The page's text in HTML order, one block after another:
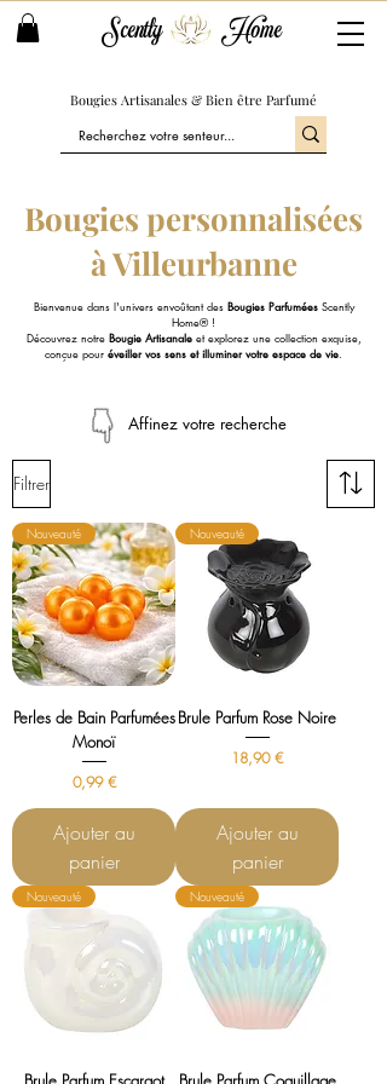
Scently Home
Bougies Artisanales & Bien être Parfumé
Bougies personnalisées
à Villeurbanne
Bienvenue dans l'univers envoûtant des Bougies ParfuméesScently
Home® !
Découvrez notre Bougie Artisanaleet explorez une collection exquise,
conçue pour éveiller vos sens et illuminer votre espace de vie.
Affinez votre recherche
Filtrer
Nouveauté
Perles de Bain Parfumées
Monoï
Prix
0,99 €
Ajouter au
panier
Nouveauté
Brule Parfum Rose Noire
Prix
18,90 €
Ajouter au
panier
Nouveauté Nouveauté